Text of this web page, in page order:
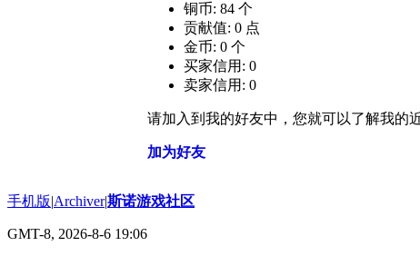
铜币: 84 个
贡献值: 0 点
金币: 0 个
买家信用: 0
卖家信用: 0
请加入到我的好友中，您就可以了解我的
加为好友
手机版|Archiver|斯诺游戏社区
GMT-8, 2026-8-6 19:06